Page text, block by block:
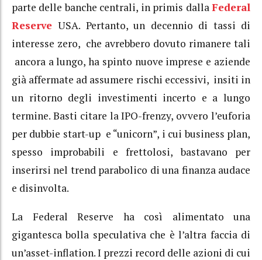
parte delle banche centrali, in primis dallaFederal
Reserve USA. Pertanto, un decennio di tassi di
interesse zero, che avrebbero dovuto rimanere tali
ancora a lungo, ha spinto nuove imprese e aziende
già affermate ad assumere rischi eccessivi, insiti in
un ritorno degli investimenti incerto e a lungo
termine. Basti citare la IPO-frenzy, ovvero l’euforia
per dubbie start-up e “unicorn”, i cui business plan,
spesso improbabili e frettolosi, bastavano per
inserirsi nel trend parabolico di una finanza audace
e disinvolta.
La Federal Reserve ha così alimentato una
gigantesca bolla speculativa che è l’altra faccia di
un’asset-inflation. I prezzi record delle azioni di cui